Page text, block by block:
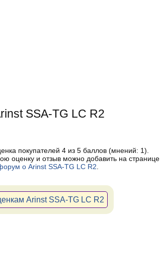
SSA-TG LC R2
покупателей 4из 5 баллов (мнений: 1).
оценку и отзыв можно добавить на странице
о Arinst SSA-TG LC R2.
Arinst SSA-TG LC R2